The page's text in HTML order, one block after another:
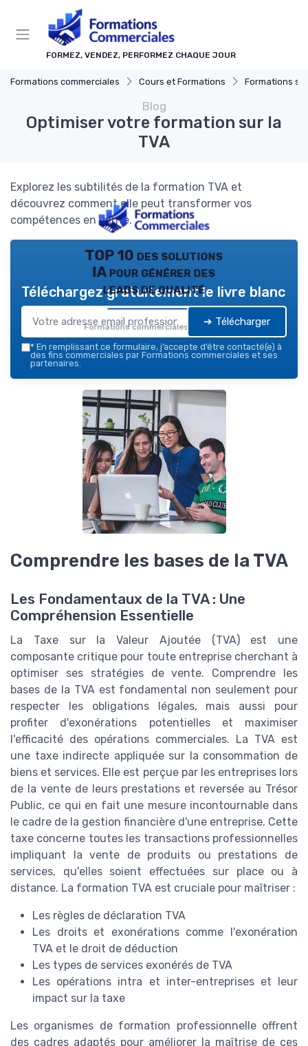
FORMEZ, VENDEZ, PERFORMEZ CHAQUE JOUR
Formations commerciales Cours et Formations Formations sur
Blog
Optimiser votre formation sur la
TVA
Explorez les subtilités de la formation TVA et
découvrez comment elle peut transformer vos
compétences en vente.
TOP 10 des solutions
IA pour générer des
leads de qualité
Formations commerciales — 2026
Téléchargez gratuitement le livre blanc
➔ Télécharger
* En remplissant ce formulaire, j’accepte d’être contacté(e) à
des fins commerciales par Formations commerciales et ses
partenaires.
Comprendre les bases de la TVA
Les Fondamentaux de la TVA : Une
Compréhension Essentielle
La Taxe sur la Valeur Ajoutée (TVA) est une
composante critique pour toute entreprise cherchant à
optimiser ses stratégies de vente. Comprendre les
bases de la TVA est fondamental non seulement pour
respecter les obligations légales, mais aussi pour
profiter d'exonérations potentielles et maximiser
l'efficacité des opérations commerciales. La TVA est
une taxe indirecte appliquée sur la consommation de
biens et services. Elle est perçue par les entreprises lors
de la vente de leurs prestations et reversée au Trésor
Public, ce qui en fait une mesure incontournable dans
le cadre de la gestion financière d'une entreprise. Cette
taxe concerne toutes les transactions professionnelles
impliquant la vente de produits ou prestations de
services, qu'elles soient effectuées sur place ou à
distance. La formation TVA est cruciale pour maîtriser :
Les règles de déclaration TVA
Les droits et exonérations comme l'exonération
TVA et le droit de déduction
Les types de services exonérés de TVA
Les opérations intra et inter-entreprises et leur
impact sur la taxe
Les organismes de formation professionnelle offrent
des cadres adaptés pour améliorer la maîtrise de ces
Panneau de gestion des cookies